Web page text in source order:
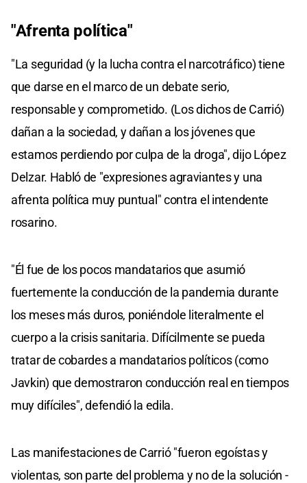
"Afrenta política"
"La seguridad (y la lucha contra el narcotráfico) tiene
que darse en el marco de un debate serio,
responsable y comprometido. (Los dichos de Carrió)
dañan a la sociedad, y dañan a los jóvenes que
estamos perdiendo por culpa de la droga", dijo López
Delzar. Habló de "expresiones agraviantes y una
afrenta política muy puntual" contra el intendente
rosarino.
"Él fue de los pocos mandatarios que asumió
fuertemente la conducción de la pandemia durante
los meses más duros, poniéndole literalmente el
cuerpo a la crisis sanitaria. Difícilmente se pueda
tratar de cobardes a mandatarios políticos (como
Javkin) que demostraron conducción real en tiempos
muy difíciles", defendió la edila.
Las manifestaciones de Carrió "fueron egoístas y
violentas, son parte del problema y no de la solución -